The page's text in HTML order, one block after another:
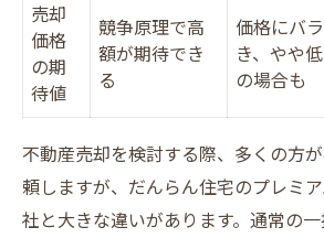
売却
価格
の期
待値
競争原理で高
額が期待でき
る
価格にバ
き、やや
の場合も
不動産売却を検討する際、多くの方
頼しますが、だんらん住宅のプレミ
社と大きな違いがあります。通常の